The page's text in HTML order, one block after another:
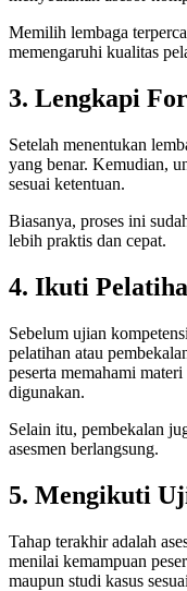
Memilih lembaga
memengaruhi kualitas
3. Lengkapi
Setelah menentukan
yang benar. Kemudian,
sesuai ketentuan.
Biasanya, proses ini
lebih praktis dan cepat.
4. Ikuti
Sebelum ujian
pelatihan atau
peserta memahami
digunakan.
Selain itu, pembekalan
asesmen berlangsung.
5. Mengikuti
Tahap terakhir adalah
menilai kemampuan
maupun studi kasus